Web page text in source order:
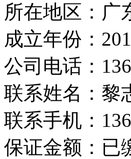
所在地区：广
成立年份：
公司电话：
联系姓名：黎
联系手机：
保证金额： 已